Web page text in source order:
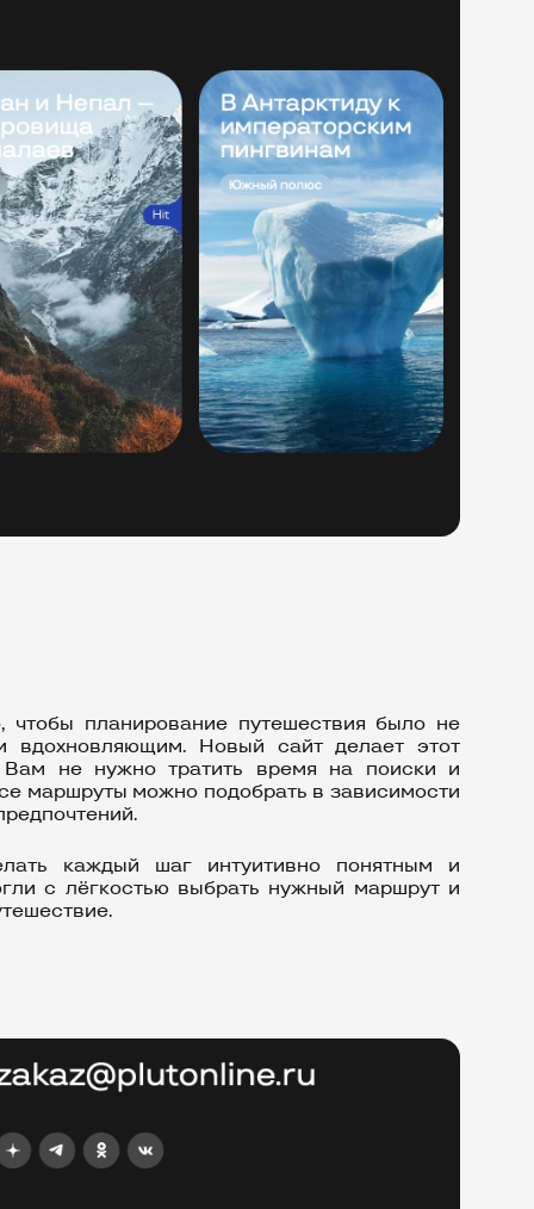
планирование путешествия было не
вдохновляющим. Новый сайт делает этот
не нужно тратить время на поиски и
маршруты можно подобрать в зависимости
каждый шаг интуитивно понятным и
с лёгкостью выбрать нужный маршрут и